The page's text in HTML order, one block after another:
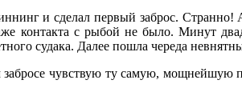
и сделал первый заброс.
контакта с рыбой не было. Минут
судака. Далее пошла череда
чувствую ту самую,